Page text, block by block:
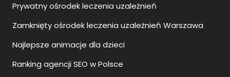
Prywatny ośrodek leczenia uzależnień
Zamknięty ośrodek leczenia uzależnień Warszawa
Najlepsze animacje dla dzieci
Ranking agencji SEO w Polsce